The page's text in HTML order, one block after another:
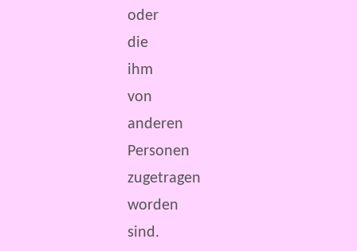
oder
die
ihm
von
anderen
Personen
zugetragen
worden
sind.